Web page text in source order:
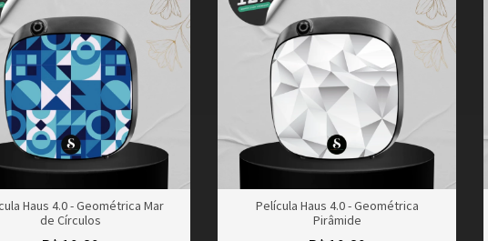
Haus 4.0 - Geométrica Mar
de Círculos
Película Haus 4.0 - Geométrica
Pirâmide